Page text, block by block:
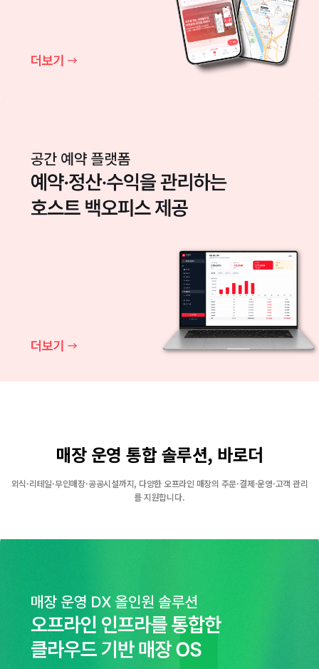
매장 운영 통합 솔루션, 바로더
외식·리테일·무인매장·공공시설까지, 다양한 오프라인 매장의 주문·결제·운영·고객 관리
를 지원합니다.